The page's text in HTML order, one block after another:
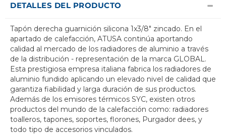
DETALLES DEL PRODUCTO
Tapón derecha guarnición silicona 1x3/8" zincado. En el
apartado de calefacción, ATUSA continúa aportando
calidad al mercado de los radiadores de aluminio a través
de la distribución - representación de la marca GLOBAL.
Esta prestigiosa empresa italiana fabrica los radiadores de
aluminio fundido aplicando un elevado nivel de calidad que
garantiza fiabilidad y larga duración de sus productos.
Además de los emisores térmicos SYC, existen otros
productos del mundo de la calefacción como: radiadores
toalleros, tapones, soportes, florones, Purgador dees, y
todo tipo de accesorios vinculados.